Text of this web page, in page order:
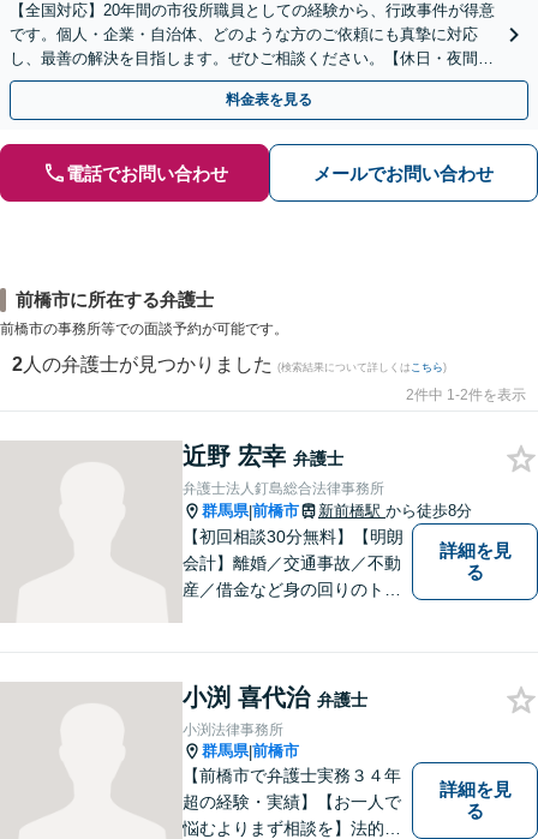
【全国対応】20年間の市役所職員としての経験から、行政事件が得意
です。個人・企業・自治体、どのような方のご依頼にも真摯に対応
し、最善の解決を目指します。ぜひご相談ください。【休日・夜間相
談可】【ビデオ面談可】【銀座駅1分】
料金表を見る
電話でお問い合わせ メールでお問い合わせ
前橋市に所在する弁護士
前橋市の事務所等での面談予約が可能です。
2 人の弁護士が見つかりました (検索結果について詳しくは こちら)
2件中 1-2件を表示
近野 宏幸 弁護士
弁護士法人釘島総合法律事務所
群馬県|前橋市 新前橋駅 から徒歩8分
【初回相談30分無料】【明朗
会計】離婚／交通事故／不動
産／借金など身の回りのトラ
くアドバイスを行い、皆さま
のニーズに沿った迅速な解決
を目指します。
詳細を見
る
小渕 喜代治 弁護士
小渕法律事務所
群馬県|前橋市
【前橋市で弁護士実務３４年
超の経験・実績】【お一人で
悩むよりまず相談を】法的ト
詳細を見
る